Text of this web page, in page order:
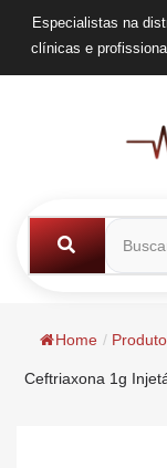
Especialistas na
clínicas e
Home /
Ceftriaxona 1g